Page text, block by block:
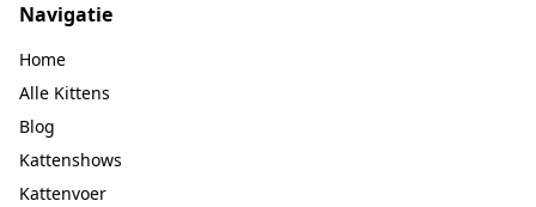
Navigatie
Home
Alle Kittens
Blog
Kattenshows
Kattenvoer